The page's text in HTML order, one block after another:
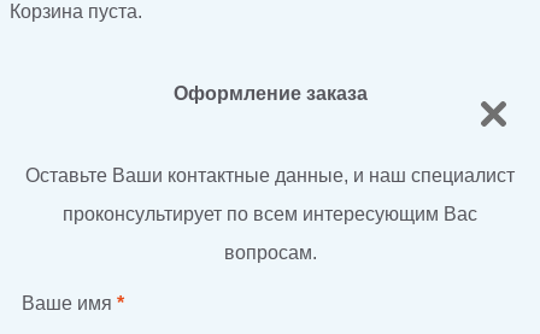
Корзина пуста.
Оформление заказа
Оставьте Ваши контактные данные, и наш специалист
проконсультирует по всем интересующим Вас
вопросам.
Ваше имя *